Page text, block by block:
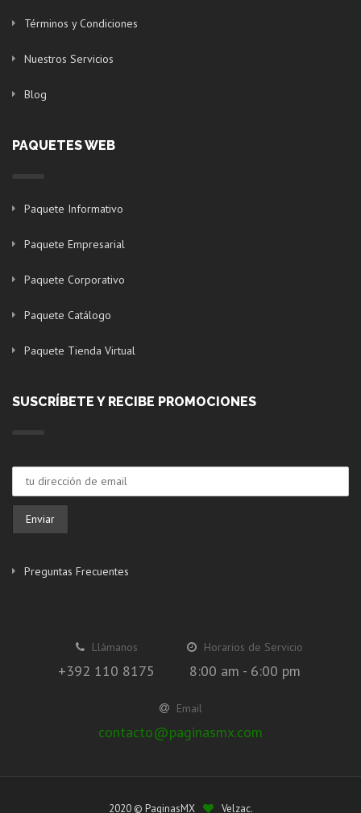
Términos y Condiciones
Nuestros Servicios
Blog
PAQUETES WEB
Paquete Informativo
Paquete Empresarial
Paquete Corporativo
Paquete Catálogo
Paquete Tienda Virtual
SUSCRÍBETE Y RECIBE PROMOCIONES
Preguntas Frecuentes
Llámanos
+392 110 8175
Horarios de Servicio
8:00 am - 6:00 pm
Email
contacto@paginasmx.com
2020 © PaginasMX Velzac.